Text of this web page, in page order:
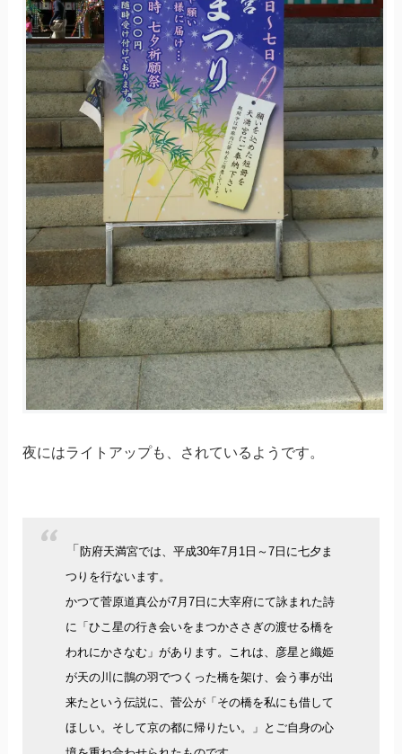
夜にはライトアップも、されているようです。
「 防府天満宮では、平成30年7月1日～7日に七夕ま
つりを行ないます。
かつて菅原道真公が7月7日に大宰府にて詠まれた詩
に「ひこ星の行き会いをまつかささぎの渡せる橋を
われにかさなむ」があります。これは、彦星と織姫
が天の川に鵲の羽でつくった橋を架け、会う事が出
来たという伝説に、菅公が「その橋を私にも借して
ほしい。そして京の都に帰りたい。」とご自身の心